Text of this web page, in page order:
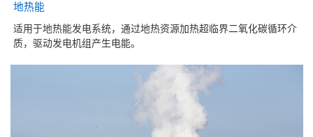
地热能
适用于地热能发电系统，通过地热资源加热超临界二氧化碳循环介
质，驱动发电机组产生电能。